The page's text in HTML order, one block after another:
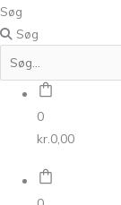
Søg
Søg
0
kr. 0,00